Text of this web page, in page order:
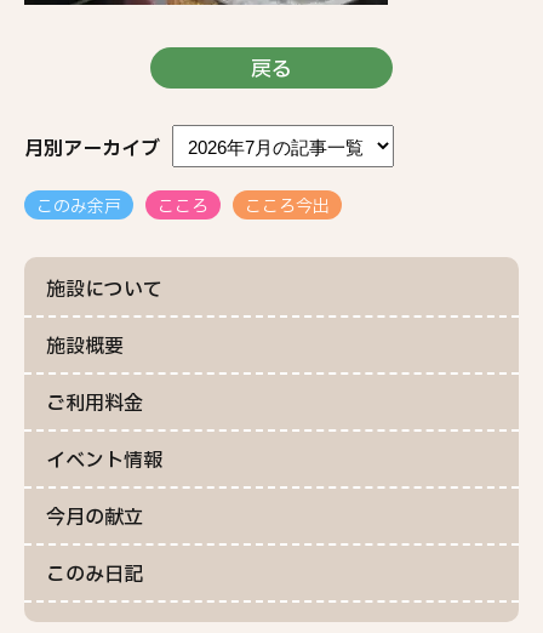
施設について
施設概要
ご利用料金
イベント情報
今月の献立
このみ日記
戻る
月別アーカイブ
このみ余戸 こころ こころ今出